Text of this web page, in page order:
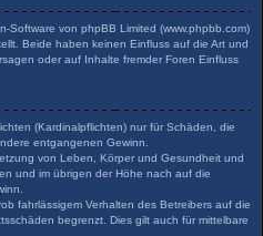
Software von phpBB Limited (www.phpbb.com)
Beide haben keinen Einfluss auf die Art und
oder auf Inhalte fremder Foren Einfluss
(Kardinalpflichten) nur für Schäden, die
entgangenen Gewinn.
von Leben, Körper und Gesundheit und
und im übrigen der Höhe nach auf die
fahrlässigem Verhalten des Betreibers auf die
begrenzt. Dies gilt auch für mittelbare